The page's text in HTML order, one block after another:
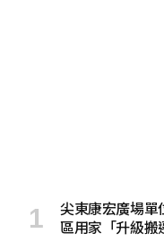
尖東康宏廣場單
區用家「升級搬